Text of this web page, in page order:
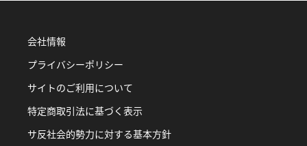
会社情報
プライバシーポリシー
サイトのご利用について
特定商取引法に基づく表示
サ反社会的勢力に対する基本方針